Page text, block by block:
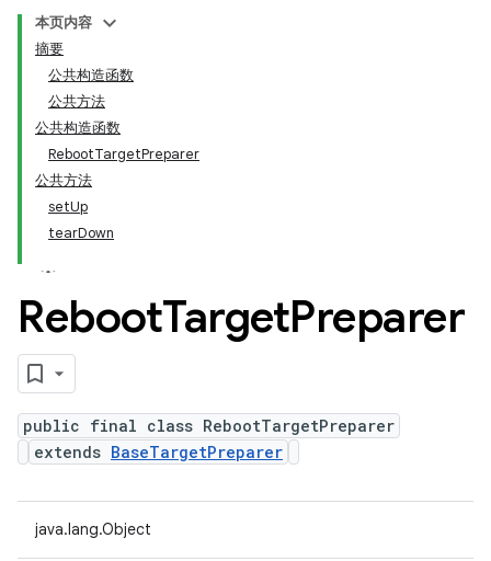
本页内容
摘要
公共构造函数
公共方法
公共构造函数
RebootTargetPreparer
公共方法
setUp
tearDown
RebootTargetPreparer
public final class RebootTargetPreparer
extends BaseTargetPreparer
java.lang.Object